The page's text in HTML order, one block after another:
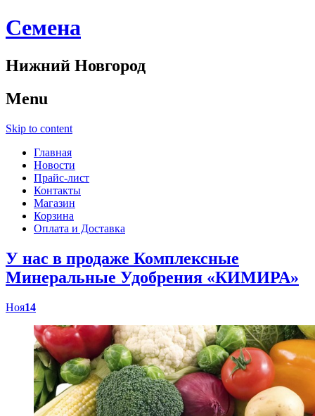
Cемена
Нижний Новгород
Menu
Skip to content
Главная
Новости
Прайс-лист
Контакты
Магазин
Корзина
Оплата и Доставка
У нас в продаже Комплексные
Минеральные Удобрения «КИМИРА»
Ноя14